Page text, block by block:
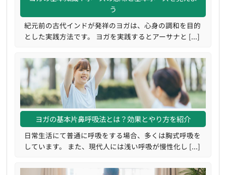
う
紀元前の古代インドが発祥のヨガは、心身の調和を目的
とした実践方法です。 ヨガを実践するとアーサナと [...]
ヨガの基本片鼻呼吸法とは？効果とやり方を紹介
日常生活にて普通に呼吸をする場合、多くは胸式呼吸を
しています。 また、現代人には浅い呼吸が慢性化し [...]